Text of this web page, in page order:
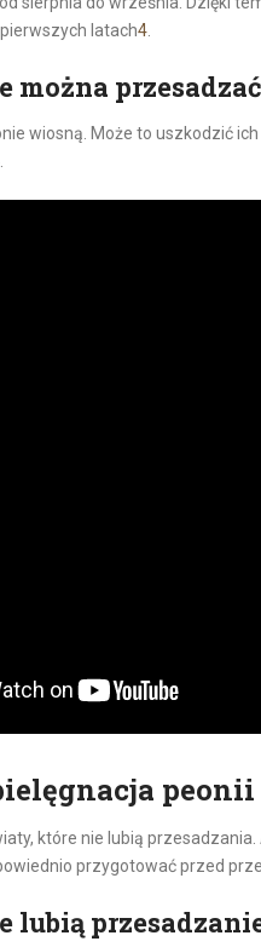
latach4.
można
wiosną. Może to uszkodzić
.
peonii
które nie lubią
przygotować przed
lubią